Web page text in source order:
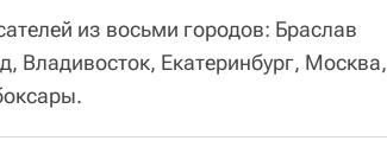
из восьми городов: Браслав
Владивосток, Екатеринбург, Москва,